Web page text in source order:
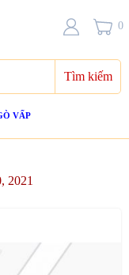
Tìm kiếm
VẤP
0
2021